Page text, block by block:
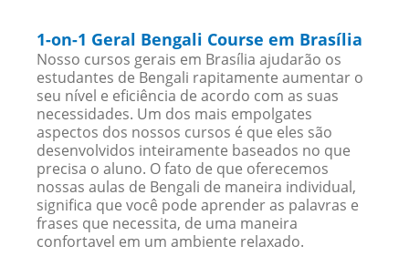
1-on-1 Geral Bengali Course em Brasília
Nosso cursos gerais em Brasília ajudarão os
estudantes de Bengali rapitamente aumentar o
seu nível e eficiência de acordo com as suas
necessidades. Um dos mais empolgates
aspectos dos nossos cursos é que eles são
desenvolvidos inteiramente baseados no que
precisa o aluno. O fato de que oferecemos
nossas aulas de Bengali de maneira individual,
significa que você pode aprender as palavras e
frases que necessita, de uma maneira
confortavel em um ambiente relaxado.